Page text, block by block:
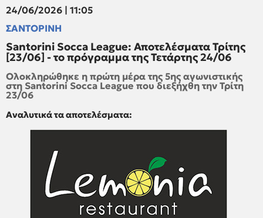
24/06/2026 | 11:05
ΣΑΝΤΟΡΙΝΗ
Santorini Socca League: Αποτελέσματα Τρίτης
[23/06] - το πρόγραμμα της Τετάρτης 24/06
Ολοκληρώθηκε η πρώτη μέρα της 5ης αγωνιστικής
στη Santorini Socca League που διεξήχθη την Τρίτη
23/06
Αναλυτικά τα αποτελέσματα: